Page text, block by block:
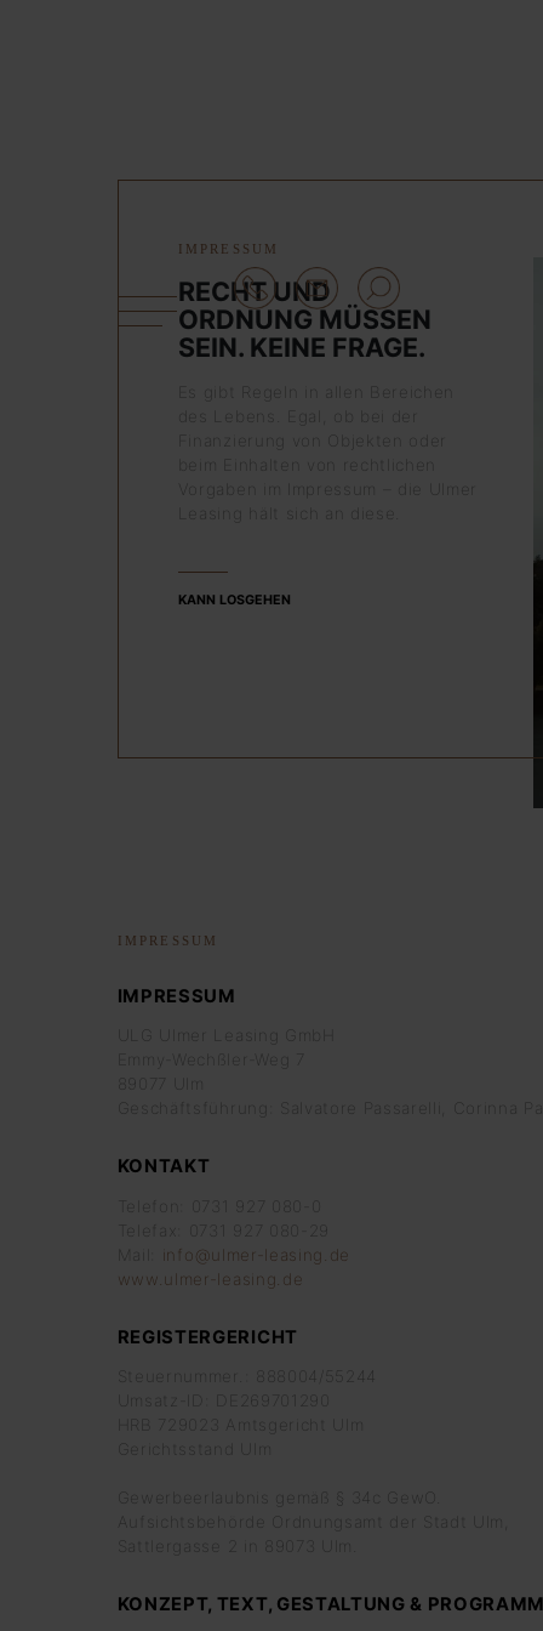
IMPRESSUM
RECHT UND
ORDNUNG MÜSSEN
SEIN. KEINE FRAGE.
Es gibt Regeln in allen Bereichen
des Lebens. Egal, ob bei der
Finanzierung von Objekten oder
beim Einhalten von rechtlichen
Vorgaben im Impressum – die Ulmer
Leasing hält sich an diese.
KANN LOSGEHEN
IMPRESSUM
IMPRESSUM
ULG Ulmer Leasing GmbH
Emmy-Wechßler-Weg 7
89077 Ulm
Geschäftsführung: Salvatore Passarelli, Corinna
KONTAKT
Telefon: 0731 927 080-0
Telefax: 0731 927 080-29
Mail: info@ulmer-leasing.de
www.ulmer-leasing.de
REGISTERGERICHT
Steuernummer.: 888004/55244
Umsatz-ID: DE269701290
HRB 729023 Amtsgericht Ulm
Gerichtsstand Ulm
Gewerbeerlaubnis gemäß § 34c GewO.
Aufsichtsbehörde Ordnungsamt der Stadt Ulm,
Sattlergasse 2 in 89073 Ulm.
KONZEPT, TEXT, GESTALTUNG &